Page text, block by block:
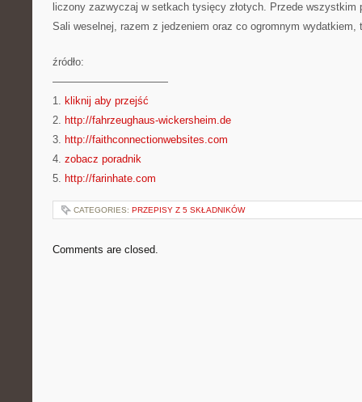
liczony zazwyczaj w setkach tysięcy złotych. Przede wszystkim
Sali weselnej, razem z jedzeniem oraz co ogromnym wydatkiem,
źródło:
———————————
1. kliknij aby przejść
2. http://fahrzeughaus-wickersheim.de
3. http://faithconnectionwebsites.com
4. zobacz poradnik
5. http://farinhate.com
CATEGORIES: PRZEPISY Z 5 SKŁADNIKÓW
Comments are closed.